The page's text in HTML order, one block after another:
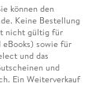
können den
Keine Bestellung
nicht gültig für
sowie für
und das
und
Ein Weiterverkauf